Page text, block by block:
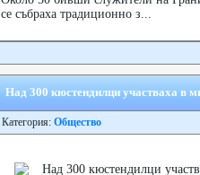
се събраха традиционно з...
Над 300 кюстендилци участваха в
Категория: Общество
Над 300 кюстендилци